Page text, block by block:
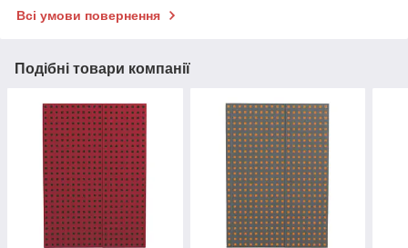
Всі умови повернення
Подібні товари компанії